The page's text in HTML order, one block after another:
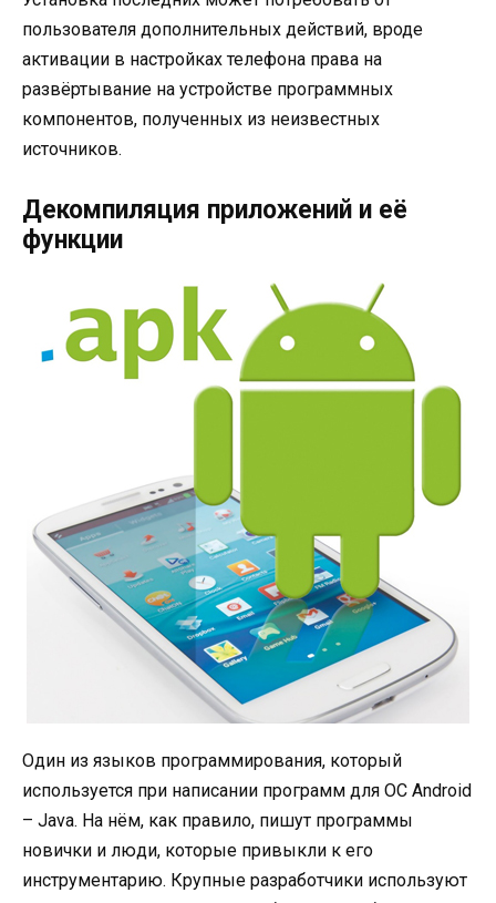
пользователя дополнительных действий, вроде
активации в настройках телефона права на
развёртывание на устройстве программных
компонентов, полученных из неизвестных
источников.
Декомпиляция приложений и её
функции
Один из языков программирования, который
используется при написании программ для ОС Android
– Java. На нём, как правило, пишут программы
новички и люди, которые привыкли к его
инструментарию. Крупные разработчики используют